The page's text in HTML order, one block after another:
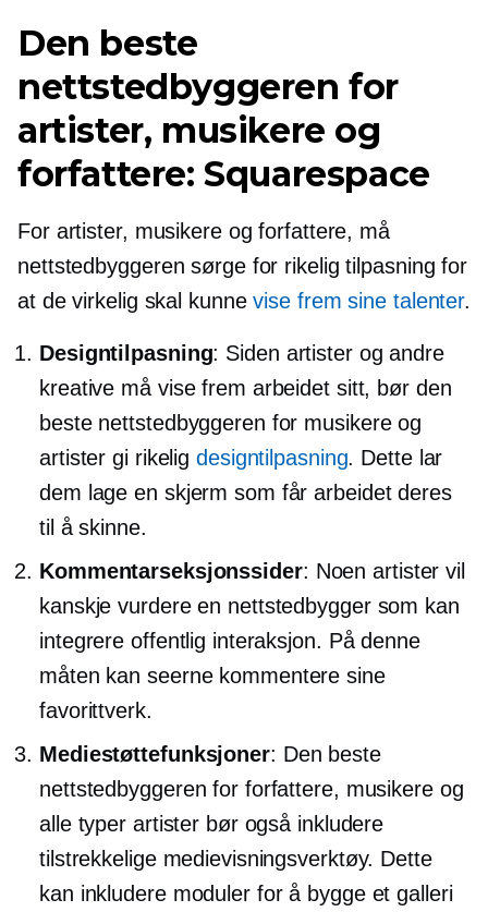
Den beste
nettstedbyggeren for
artister, musikere og
forfattere: Squarespace
For artister, musikere og forfattere, må
nettstedbyggeren sørge for rikelig tilpasning for
at de virkelig skal kunnevise frem sine talenter.
Designtilpasning: Siden artister og andre
kreative må vise frem arbeidet sitt, bør den
beste nettstedbyggeren for musikere og
artister gi rikeligdesigntilpasning. Dette lar
dem lage en skjerm som får arbeidet deres
til å skinne.
Kommentarseksjonssider: Noen artister vil
kanskje vurdere en nettstedbygger som kan
integrere offentlig interaksjon. På denne
måten kan seerne kommentere sine
favorittverk.
Mediestøttefunksjoner: Den beste
nettstedbyggeren for forfattere, musikere og
alle typer artister bør også inkludere
tilstrekkelige medievisningsverktøy. Dette
kan inkludere moduler for å bygge et galleri